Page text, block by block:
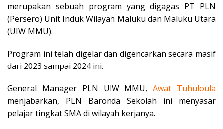
merupakan sebuah program yang digagas PT PLN
(Persero) Unit Induk Wilayah Maluku dan Maluku Utara
(UIW MMU).
Program ini telah digelar dan digencarkan secara masif
dari 2023 sampai 2024 ini.
General Manager PLN UIW MMU,Awat Tuhuloula
menjabarkan, PLN Baronda Sekolah ini menyasar
pelajar tingkat SMA di wilayah kerjanya.